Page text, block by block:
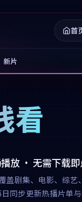
首
新片
看
放 · 无需下载即
剧集、电影、综艺
同步更新热播片单